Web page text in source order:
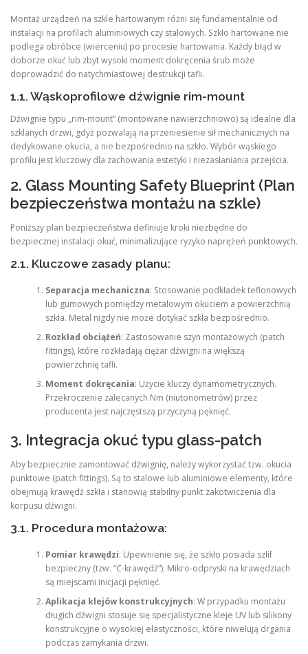
Montaż urządzeń na szkle hartowanym różni się fundamentalnie od
instalacji na profilach aluminiowych czy stalowych. Szkło hartowane nie
podlega obróbce (wierceniu) po procesie hartowania. Każdy błąd w
doborze okuć lub zbyt wysoki moment dokręcenia śrub może
doprowadzić do natychmiastowej destrukcji tafli.
1.1. Wąskoprofilowe dźwignie rim-mount
Dźwignie typu „rim-mount” (montowane nawierzchniowo) są idealne dla
szklanych drzwi, gdyż pozwalają na przeniesienie sił mechanicznych na
dedykowane okucia, a nie bezpośrednio na szkło. Wybór wąskiego
profilu jest kluczowy dla zachowania estetyki i niezasłaniania przejścia.
2. Glass Mounting Safety Blueprint (Plan
bezpieczeństwa montażu na szkle)
Poniższy plan bezpieczeństwa definiuje kroki niezbędne do
bezpiecznej instalacji okuć, minimalizujące ryzyko naprężeń punktowych.
2.1. Kluczowe zasady planu:
Separacja mechaniczna: Stosowanie podkładek teflonowych
lub gumowych pomiędzy metalowym okuciem a powierzchnią
szkła. Metal nigdy nie może dotykać szkła bezpośrednio.
Rozkład obciążeń: Zastosowanie szyn montażowych (patch
fittings), które rozkładają ciężar dźwigni na większą
powierzchnię tafli.
Moment dokręcania: Użycie kluczy dynamometrycznych.
Przekroczenie zalecanych Nm (niutonometrów) przez
producenta jest najczęstszą przyczyną pęknięć.
3. Integracja okuć typu glass-patch
Aby bezpiecznie zamontować dźwignię, należy wykorzystać tzw. okucia
punktowe (patch fittings). Są to stalowe lub aluminiowe elementy, które
obejmują krawędź szkła i stanowią stabilny punkt zakotwiczenia dla
korpusu dźwigni.
3.1. Procedura montażowa:
Pomiar krawędzi: Upewnienie się, że szkło posiada szlif
bezpieczny (tzw. “C-krawędź”). Mikro-odpryski na krawędziach
są miejscami inicjacji pęknięć.
Aplikacja klejów konstrukcyjnych: W przypadku montażu
długich dźwigni stosuje się specjalistyczne kleje UV lub silikony
konstrukcyjne o wysokiej elastyczności, które niwelują drgania
podczas zamykania drzwi.